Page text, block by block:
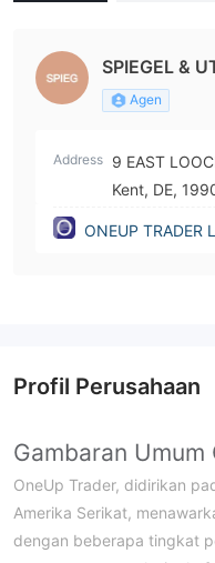
SPIEGEL &
Agen
Address 9 EAST
Kent, DE,
ONEUP TRADER
Profil Perusahaan
Gambaran Umum
OneUp Trader, didirikan
Amerika Serikat,
dengan beberapa tingkat